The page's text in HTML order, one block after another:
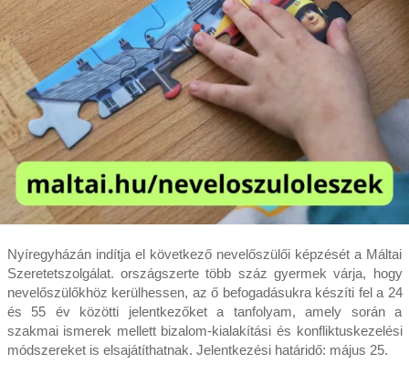
Nyíregyházán indítja el következő nevelőszülői képzését a Máltai
Szeretetszolgálat. országszerte több száz gyermek várja, hogy
nevelőszülőkhöz kerülhessen, az ő befogadásukra készíti fel a 24
és 55 év közötti jelentkezőket a tanfolyam, amely során a
szakmai ismerek mellett bizalom-kialakítási és konfliktuskezelési
módszereket is elsajátíthatnak. Jelentkezési határidő: május 25.